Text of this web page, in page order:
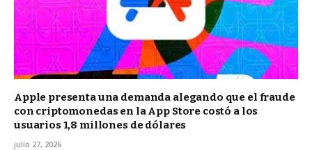
Apple presenta una demanda alegando que el fraude
con criptomonedas en la App Store costó a los
usuarios 1,8 millones de dólares
julio 27, 2026